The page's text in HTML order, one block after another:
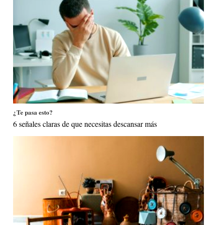
¿Te pasa esto?
6 señales claras de que necesitas descansar más